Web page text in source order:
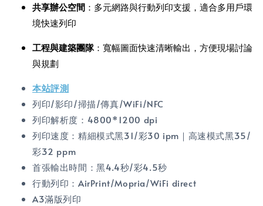
共享辦公空間 ：多元網路與行動列印支援，適合多用戶環
境快速列印
工程與建築團隊：寬幅圖面快速清晰輸出，方便現場討論
與規劃
本站評測
列印/影印/掃描/傳真/WiFi/NFC
列印解析度：4800*1200 dpi
列印速度：精細模式黑31/彩30 ipm｜高速模式黑35/
彩32 ppm
首張輸出時間：黑4.4秒/彩4.5秒
行動列印：AirPrint/Mopria/WiFi direct
A3滿版列印